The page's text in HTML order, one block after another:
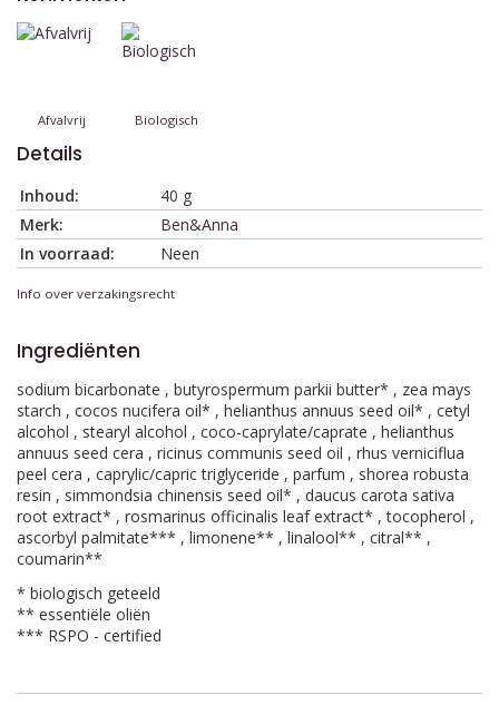
Afvalvrij Biologisch
Details
Inhoud:
40 g
Merk:
Ben&Anna
In voorraad:
Neen
Info over verzakingsrecht
Ingrediënten
sodium bicarbonate , butyrospermum parkii butter* , zea mays
starch , cocos nucifera oil* , helianthus annuus seed oil* , cetyl
alcohol , stearyl alcohol , coco-caprylate/caprate , helianthus
annuus seed cera , ricinus communis seed oil , rhus verniciflua
peel cera , caprylic/capric triglyceride , parfum , shorea robusta
resin , simmondsia chinensis seed oil* , daucus carota sativa
root extract* , rosmarinus officinalis leaf extract* , tocopherol ,
ascorbyl palmitate*** , limonene** , linalool** , citral** ,
coumarin**
* biologisch geteeld
** essentiële oliën
*** RSPO - certified